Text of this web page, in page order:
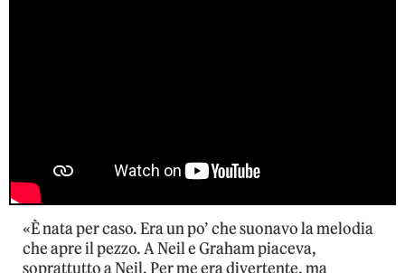
«È nata per caso. Era un po’ che suonavo la melodia
che apre il pezzo. A Neil e Graham piaceva,
soprattutto a Neil. Per me era divertente, ma